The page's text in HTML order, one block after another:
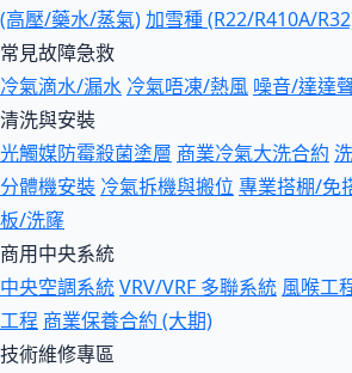
(高壓/藥水/蒸氣)加雪種 (R22/R410A/
常見故障急救
冷氣滴水/漏水 冷氣唔凍/熱風 噪音/達達
清洗與安裝
光觸媒防霉殺菌塗層 商業冷氣大洗合約
分體機安裝 冷氣拆機與搬位 專業搭棚/免
板/洗窿
商用中央系統
中央空調系統VRV/VRF 多聯系統 風喉工
工程 商業保養合約 (大期)
技術維修專區